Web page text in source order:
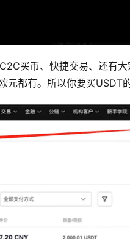
买币、快捷交易、还有
都有。所以你要买USDT